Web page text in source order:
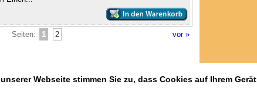
Webseite stimmen Sie zu, dass Cookies auf Ihrem Gerät
Seiten: 1 2 vor »
hinzufügen|Druckversion dieser Seite anzeigen]